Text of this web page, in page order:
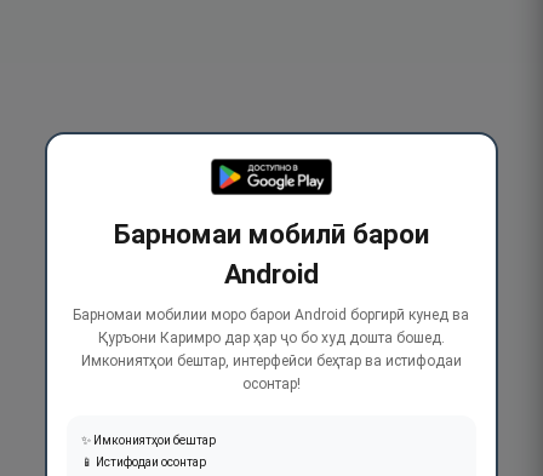
Барномаи мобилӣ барои
Android
Барномаи мобилии моро барои Android боргирӣ кунед ва
Қуръони Каримро дар ҳар ҷо бо худ дошта бошед.
Имкониятҳои бештар, интерфейси беҳтар ва истифодаи
осонтар!
✨ Имкониятҳои бештар
📱 Истифодаи осонтар